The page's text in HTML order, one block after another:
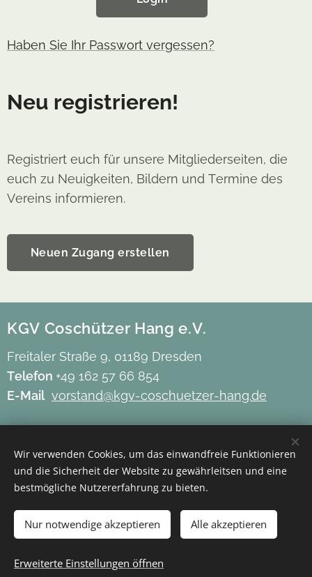
Haben Sie Ihr Passwort vergessen?
Neu registrieren!
Registriert euch für unsere Mitgliederseiten, die
euch zu Neuigkeiten, Bildern und Termine des
Vereins informieren.
Neuen Zugang erstellen
KGV Coschützer Hang e.V.
Freitaler Straße 9, 01189 Dresden
Telefon +49 162 57 66 854
E-Mail vorstand@kgv-coschuetzer-hang.de
Impressum
Datenschutz
Barrierefreiheit
Mitgliederbereich
Cookies
Wir verwenden Cookies, um das einwandfreie Funktionieren
und die Sicherheit der Website zu gewährleitsen und eine
bestmögliche Nutzererfahrung zu bieten.
Nur notwendige akzeptieren Alle akzeptieren
Erweiterte Einstellungen öffnen